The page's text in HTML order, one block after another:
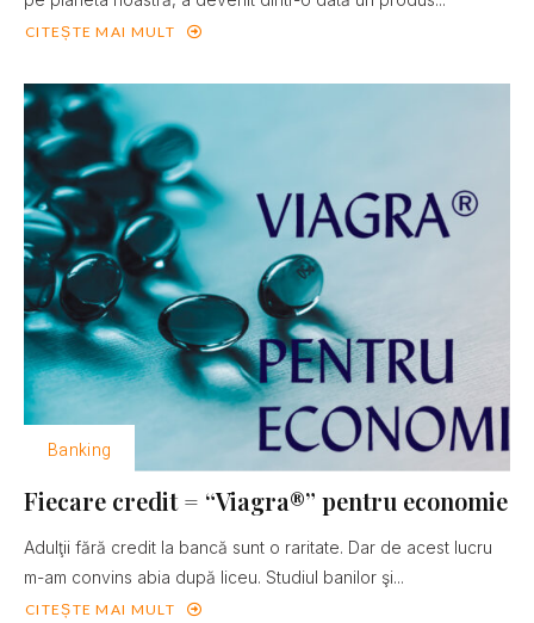
CITEȘTE MAI MULT
Banking
Fiecare credit = “Viagra®” pentru economie
Adulţii fără credit la bancă sunt o raritate. Dar de acest lucru
m-am convins abia după liceu. Studiul banilor şi...
CITEȘTE MAI MULT